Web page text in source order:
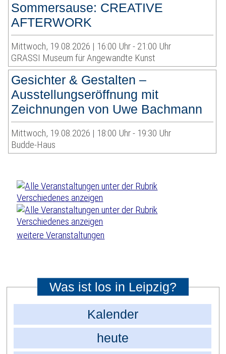
Sommersause: CREATIVE
AFTERWORK
Mittwoch, 19.08.2026 | 16:00 Uhr - 21:00 Uhr
GRASSI Museum für Angewandte Kunst
Gesichter & Gestalten –
Ausstellungseröffnung mit
Zeichnungen von Uwe Bachmann
Mittwoch, 19.08.2026 | 18:00 Uhr - 19:30 Uhr
Budde-Haus
weitere Veranstaltungen
Was ist los in Leipzig?
Kalender
heute